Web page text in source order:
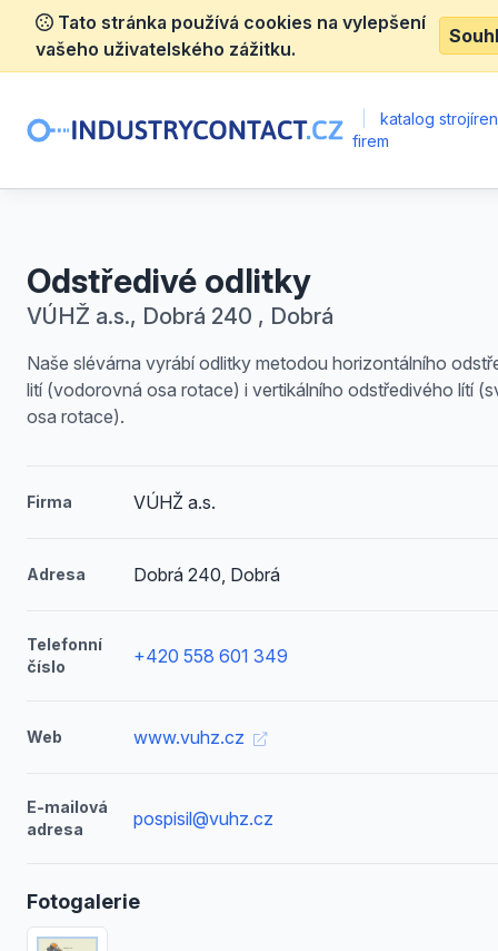
Tato stránka používá cookies na vylepšení
vašeho uživatelského zážitku.
katalog
firem
Odstředivé odlitky
VÚHŽ a.s., Dobrá 240 , Dobrá
Naše slévárna vyrábí odlitky metodou horizontálního
lití (vodorovná osa rotace) i vertikálního odstředivého lítí
osa rotace).
Firma VÚHŽ a.s.
Adresa Dobrá 240, Dobrá
Telefonní
číslo
+420 558 601 349
Web www.vuhz.cz
E-mailová
adresa
pospisil@vuhz.cz
Fotogalerie